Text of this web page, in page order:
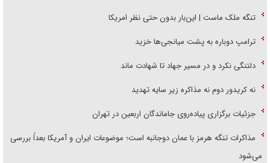
تنگه ملک ماست | این‌بار بدون حتی نظر امریکا
ترامپ دوباره به پشت میانجی‌ها خزید
دلتنگی نکرد و در مسیر جهاد تا شهادت ماند
نه کریدور دوم نه مذاکره زیر سایه تهدید
جزئیات برگزاری پیاده‌روی جاماندگان اربعین در تهران
مذاکرات تنگه هرمز با عمان دوجانبه است؛ موضوعات ایران و آمریکا بعداً بررسی
می‌شود